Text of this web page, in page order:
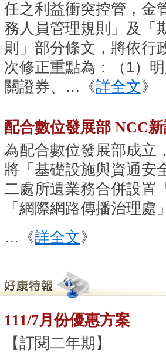
任之利益衝突控管，金
務人員管理規則」及「
則」部分條文，將依行
次修正重點為：（1）
關證券、…《詳全文》
配合數位發展部 NCC
為配合數位發展部成立
將「基礎設施與資通安
二處所遺業務合併設置
「網際網路傳播治理處
…《詳全文》
111/7月份優惠方案
【訂閱二年期】